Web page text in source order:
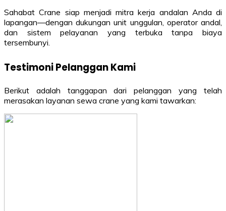
Sahabat Crane siap menjadi mitra kerja andalan Anda di
lapangan—dengan dukungan unit unggulan, operator andal,
dan sistem pelayanan yang terbuka tanpa biaya
tersembunyi.
Testimoni Pelanggan Kami
Berikut adalah tanggapan dari pelanggan yang telah
merasakan layanan sewa crane yang kami tawarkan: